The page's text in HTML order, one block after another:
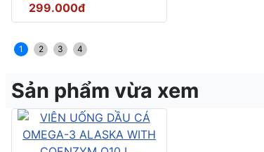
299.000đ
1 2 3 4
Sản phẩm vừa xem